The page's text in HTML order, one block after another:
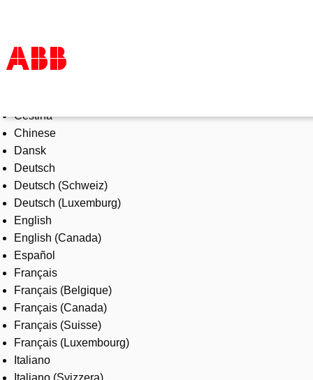
Products & Solutions
Industries
Services
About us
Where to buy
Contact us
Careers
Čeština
Chinese
Dansk
Deutsch
Deutsch (Schweiz)
Deutsch (Luxemburg)
English
English (Canada)
Español
Français
Français (Belgique)
Français (Canada)
Français (Suisse)
Français (Luxembourg)
Italiano
Italiano (Svizzera)